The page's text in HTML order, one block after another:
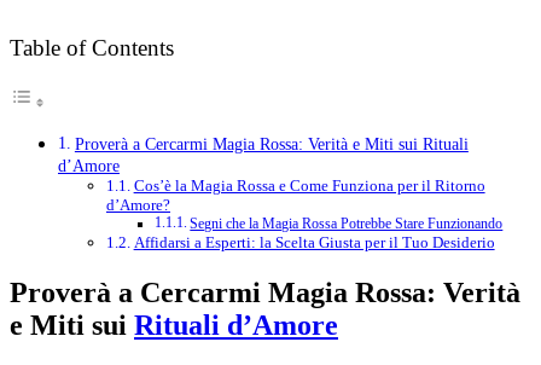
Table of Contents
Proverà a Cercarmi Magia Rossa: Verità e Miti sui Rituali
d’Amore
Cos’è la Magia Rossa e Come Funziona per il Ritorno
d’Amore?
Segni che la Magia Rossa Potrebbe Stare Funzionando
Affidarsi a Esperti: la Scelta Giusta per il Tuo Desiderio
Proverà a Cercarmi Magia Rossa: Verità
e Miti sui Rituali d’Amore